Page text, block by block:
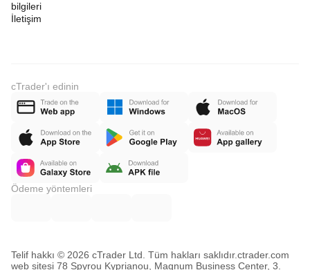
bilgileri
İletişim
cTrader'ı edinin
Ödeme yöntemleri
Telif hakkı © 2026 cTrader Ltd. Tüm hakları saklıdır.ctrader.com
web sitesi 78 Spyrou Kyprianou, Magnum Business Center, 3.